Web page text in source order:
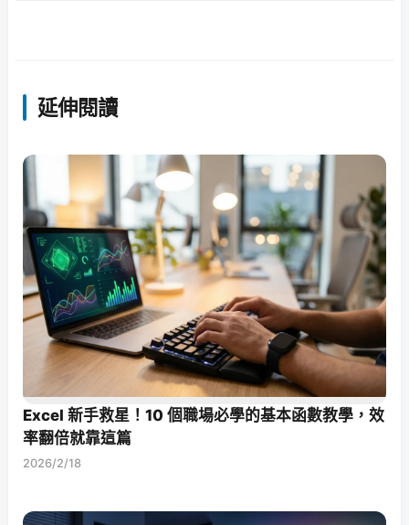
延伸閱讀
Excel 新手救星！10 個職場必學的基本函數教學，效
率翻倍就靠這篇
2026/2/18